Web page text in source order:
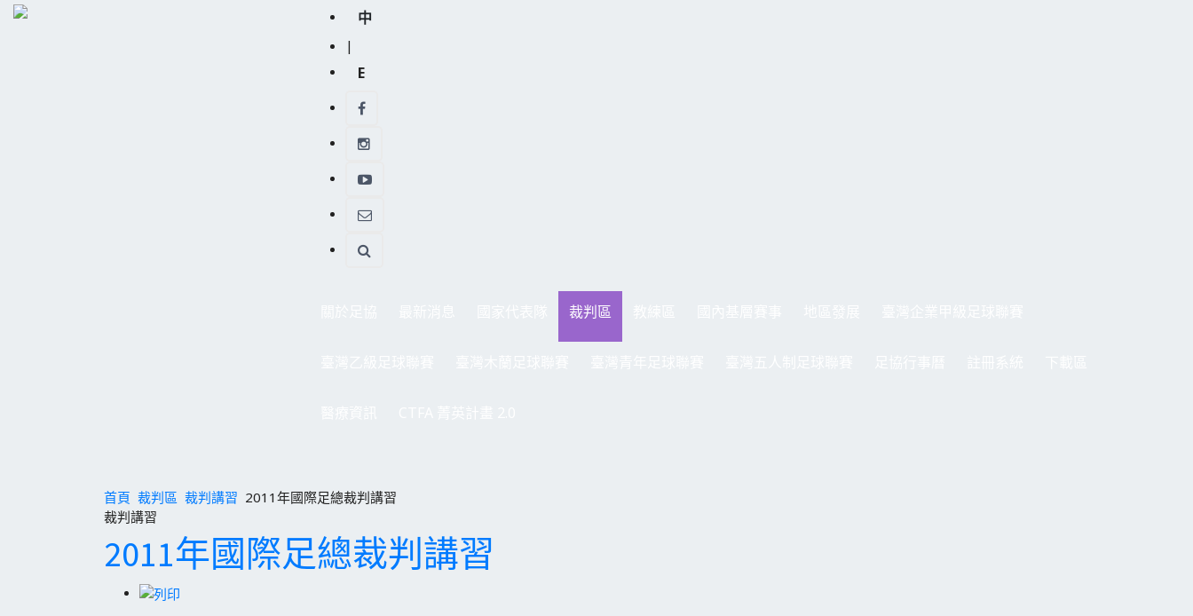
中
|
E
裁判區
首頁 裁判區 裁判講習 2011年國際足總裁判講習
裁判講習
2011年國際足總裁判講習